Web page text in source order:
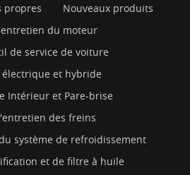
propres
Nouveaux produits
du moteur
de service de voiture
électrique et hybride
Intérieur et Pare-brise
des freins
système de refroidissement
et de filtre à huile